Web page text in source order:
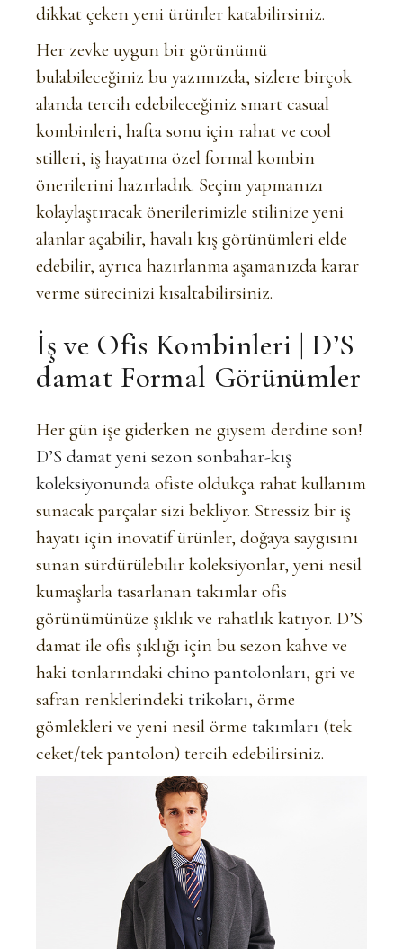
dikkat çeken yeni ürünler katabilirsiniz.
Her zevke uygun bir görünümü
bulabileceğiniz bu yazımızda, sizlere birçok
alanda tercih edebileceğiniz smart casual
kombinleri, hafta sonu için rahat ve cool
stilleri, iş hayatına özel formal kombin
önerilerini hazırladık. Seçim yapmanızı
kolaylaştıracak önerilerimizle stilinize yeni
alanlar açabilir, havalı kış görünümleri elde
edebilir, ayrıca hazırlanma aşamanızda karar
verme sürecinizi kısaltabilirsiniz.
İş ve Ofis Kombinleri | D’S
damat Formal Görünümler
Her gün işe giderken ne giysem derdine son!
D’S damat yeni sezon sonbahar-kış
koleksiyonunda ofiste oldukça rahat kullanım
sunacak parçalar sizi bekliyor. Stressiz bir iş
hayatı için inovatif ürünler, doğaya saygısını
sunan sürdürülebilir koleksiyonlar, yeni nesil
kumaşlarla tasarlanan takımlar ofis
görünümünüze şıklık ve rahatlık katıyor. D’S
damat ile ofis şıklığı için bu sezon kahve ve
haki tonlarındakichino pantolonları, gri ve
safran renklerindekitrikoları, örme
gömlekleri ve yeni nesil örme takımları (tek
ceket/tek pantolon) tercih edebilirsiniz.